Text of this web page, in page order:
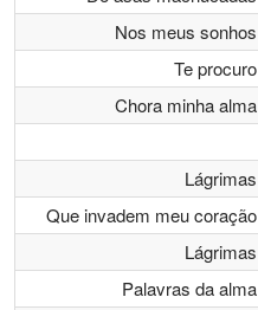
Nos meus sonhos
Te procuro
Chora minha alma
Lágrimas
Que invadem meu coração
Lágrimas
Palavras da alma